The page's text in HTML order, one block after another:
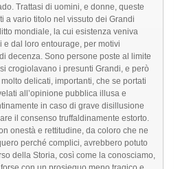
Trattasi di uomini, e donne, queste
a vario titolo nel vissuto dei Grandi
mondiale, la cui esistenza veniva
dal loro entourage, per motivi
decenza. Sono persone poste al limite
crogiolavano i presunti Grandi, e però
delicati, importanti, che se portati
all’opinione pubblica illusa e
in caso di grave disillusione
il consenso truffaldinamente estorto.
onestà e rettitudine, da coloro che ne
perché complici, avrebbero potuto
della Storia, così come la conosciamo,